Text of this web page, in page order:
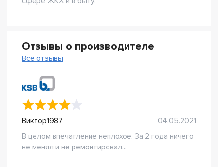
Отзывы о производителе
Все отзывы
Виктор1987
04.05.2021
В целом впечатление неплохое. За 2 года ничего
не менял и не ремонтировал....